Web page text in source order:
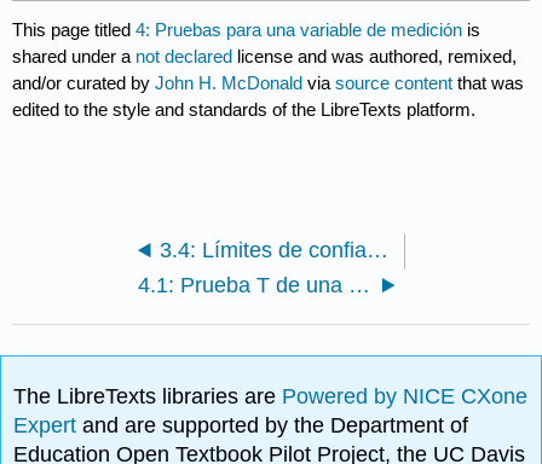
This page titled4: Pruebas para una variable de medición is
shared under a not declared license and was authored, remixed,
and/or curated byJohn H. McDonald viasource content that was
edited to the style and standards of the LibreTexts platform.
3.4: Límites de confianza
4.1: Prueba T de una muestra
The LibreTexts libraries are Powered by NICE CXone
Expertand are supported by the Department of
Education Open Textbook Pilot Project, the UC Davis